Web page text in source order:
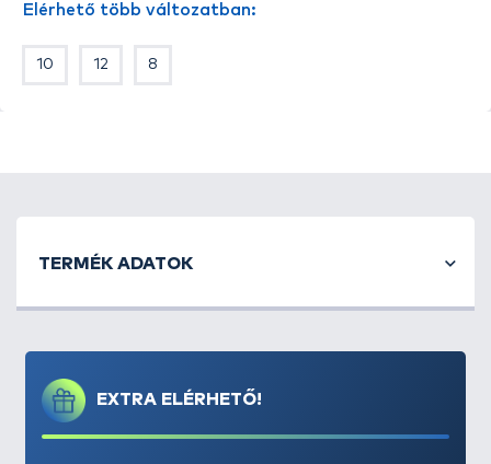
is szuper alternatíva. A horgok
márka mellett. Mikroszakállas, füles változatú
Elérhető több változatban:
10 12 8
EXTRA ELÉRHETŐ!
TERMÉK ADATOK